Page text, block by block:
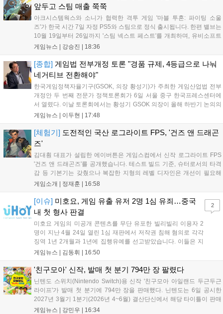
앞두고 스팀 매출 쭉쭉
아크시스템웍스와 소니가 협력한 격투 게임 '마블 투혼: 파이팅 소울
즈'가 한국 시간 7일 자정 PS5와 스팀으로 정식 출시됩니다. 한편 밸브는
10월 19일부터 26일까지 '스팀 넥스트 페스트'를 개최하며, 유비소프트
의 '더 디비전 리서전스'가 스팀에 출시되었고, 농장 시뮬레이션 '돌록 타
각기 다른 장르에서 이용자들의 기대를 모으고 있습니다....
게임뉴스 | 강승진 | 18:36
[종합] 게임법 전부개정 토론 "경품 규제, 4등급으로 나눠
네거티브 전환해야"
한국게임정책자율기구(GSOK, 의장 황성기)가 주최한 게임산업법 전부
개정안 두 번째 전문가 정책토론회가 6일 서울 중구 한국프레스센터에
서 열렸다. 이날 토론회에서는 황성기 GSOK 의장이 올해 하반기 논의의
주요 쟁점과 성과를 짚은 데 이어, 박종현 한양대 법학전문대학원 교수
호사가 게임 등...
게임뉴스 | 이두현 | 17:48
[체험기] 도전적인 국산 로그라이트 FPS, '건즈 앤 드래곤
즈'
김대훤 대표가 설립한 에이버튼은 게임스컴에서 신작 로그라이트 FPS
'건즈 앤 드래곤즈'를 공개했습니다. 테스트 빌드 기준, 슈터로서의 타격
감 등 기본기는 갖췄으나 복잡한 지형의 레벨 디자인은 개선이 필요해
보입니다. 또한, 성장 트랙의 과도한 분절과 무기 다양성 부족 등 로그라
추가 등을 통해 게임성을 다듬어 경쟁력을 확보할 계획입니다....
게임소개 | 정재훈 | 16:58
[이슈] 미호요, 게임 유출 유저 2명 1심 유죄…중국
내 첫 형사 판결
미호요 게임의 미공개 콘텐츠를 무단 유포한 빌리빌리 이용자 2
명이 지난 4월 24일 열린 1심 재판에서 저작권 침해 혐의로 각각
징역 1년 2개월과 1년에 집행유예를 선고받았습니다. 이들은 지
난해 7월부터 원신 등 주요 게임의 영상을 유포해 60만 회 이상의
이후 중국 내 첫 형사사건임을 강조하며 향후 무단 유출에 강경
게임뉴스 | 김동휘 | 16:50
2
'친구모아' 신작, 발매 첫 분기 794만 장 팔렸다
닌텐도 스위치(Nintendo Switch)용 신작 '친구모아 아일랜드 두근두근
라이프'가 발매 첫 분기에 794만 장을 판매했다. 닌텐도는 6일 공시한
2027년 3월기 1분기(2026년 4~6월) 결산단신에서 해당 타이틀이 판매
를 크게 늘렸다고 밝혔다. 4월 16일 발매된 이 작품은 약 2개월 반 만에
게임뉴스 | 강민우 | 16:34